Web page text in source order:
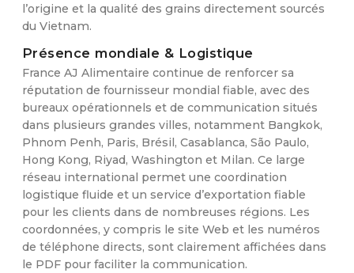
l’origine et la qualité des grains directement sourcés
du Vietnam.
Présence mondiale & Logistique
France AJ Alimentaire continue de renforcer sa
réputation de fournisseur mondial fiable, avec des
bureaux opérationnels et de communication situés
dans plusieurs grandes villes, notamment Bangkok,
Phnom Penh, Paris, Brésil, Casablanca, São Paulo,
Hong Kong, Riyad, Washington et Milan. Ce large
réseau international permet une coordination
logistique fluide et un service d’exportation fiable
pour les clients dans de nombreuses régions. Les
coordonnées, y compris le site Web et les numéros
de téléphone directs, sont clairement affichées dans
le PDF pour faciliter la communication.